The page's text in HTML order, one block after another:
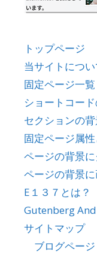
トップページ
当サイトについ
固定ページ一覧
ショートコー
セクションの
固定ページ属性
ページの背景
ページの背景
E１３７とは？
Gutenberg
サイトマップ
ブログページ